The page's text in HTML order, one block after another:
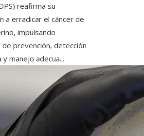
reafirma su
a erradicar el cáncer de
impulsando
prevención, detección
manejo adecua...